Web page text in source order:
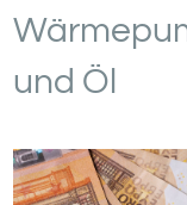
und Öl